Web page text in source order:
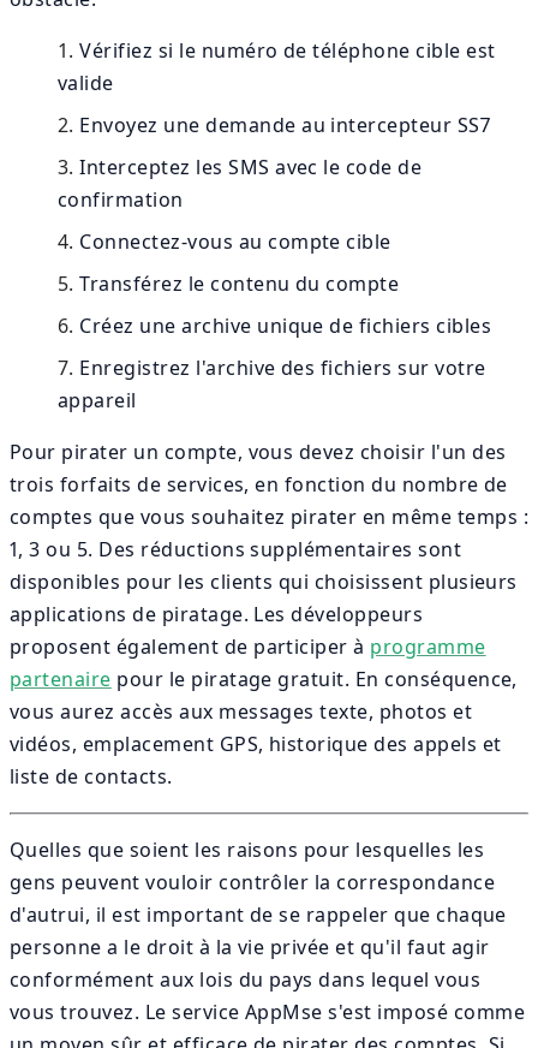
Vérifiez si le numéro de téléphone cible est
valide
Envoyez une demande au intercepteur SS7
Interceptez les SMS avec le code de
confirmation
Connectez-vous au compte cible
Transférez le contenu du compte
Créez une archive unique de fichiers cibles
Enregistrez l'archive des fichiers sur votre
appareil
Pour pirater un compte, vous devez choisir l'un des
trois forfaits de services, en fonction du nombre de
comptes que vous souhaitez pirater en même temps :
1, 3 ou 5. Des réductions supplémentaires sont
disponibles pour les clients qui choisissent plusieurs
applications de piratage. Les développeurs
proposent également de participer à programme
partenaire pour le piratage gratuit. En conséquence,
vous aurez accès aux messages texte, photos et
vidéos, emplacement GPS, historique des appels et
liste de contacts.
Quelles que soient les raisons pour lesquelles les
gens peuvent vouloir contrôler la correspondance
d'autrui, il est important de se rappeler que chaque
personne a le droit à la vie privée et qu'il faut agir
conformément aux lois du pays dans lequel vous
vous trouvez. Le service AppMse s'est imposé comme